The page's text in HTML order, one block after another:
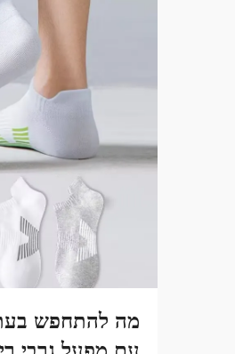
מה להתחפש